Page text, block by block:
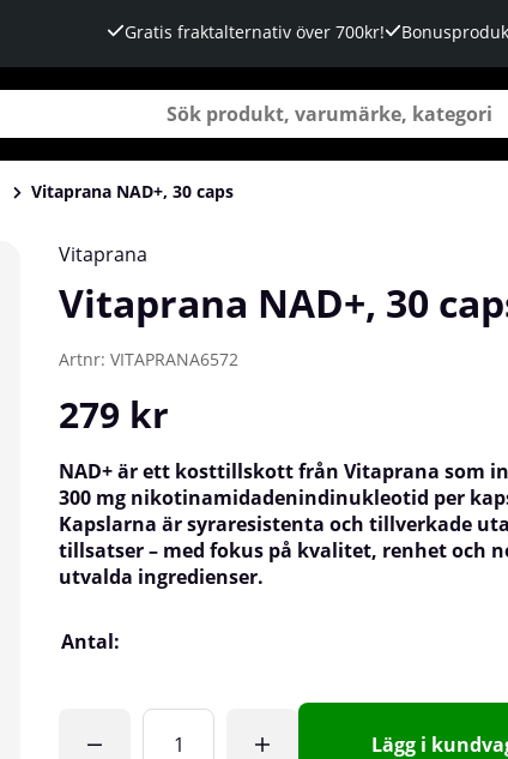
Gratis fraktalternativ över 700kr!
Vitaprana NAD+, 30 caps
Vitaprana
Vitaprana NAD+, 30
Artnr: VITAPRANA6572
279 kr
NAD+ är ett kosttillskott från Vitaprana som
300 mg nikotinamidadenindinukleotid per
Kapslarna är syraresistenta och tillverkade
tillsatser – med fokus på kvalitet, renhet och
utvalda ingredienser.
Antal:
Lägg i